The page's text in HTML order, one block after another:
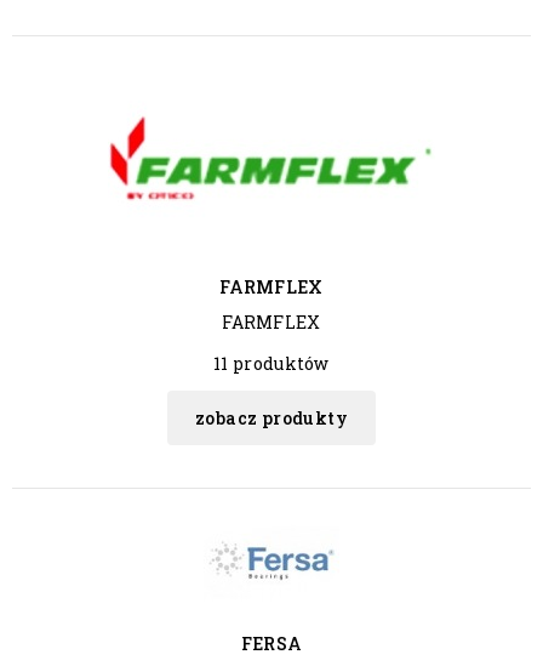
FARMFLEX
FARMFLEX
11 produktów
zobacz produkty
FERSA